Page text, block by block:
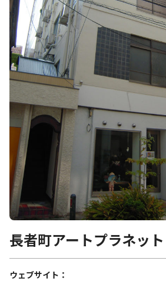
長者町アートプラネット
ウェブサイト